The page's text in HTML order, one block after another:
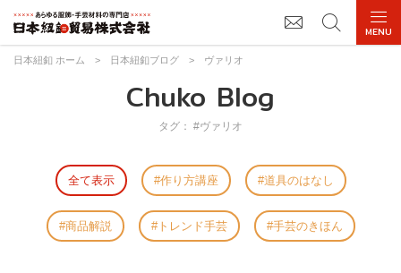
日本紐釦 ホーム > 日本紐釦ブログ > ヴァリオ
Chuko Blog
タグ： #ヴァリオ
全て表示 作り方講座 道具のはなし
商品解説 トレンド手芸 手芸のきほん